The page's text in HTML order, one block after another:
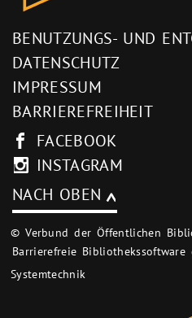
BENUTZUNGS- UND
DATENSCHUTZ
IMPRESSUM
BARRIEREFREIHEIT
FACEBOOK
INSTAGRAM
NACH OBEN
© Verbund der Öffentlichen
Barrierefreie Bibliothekssoftware
Systemtechnik